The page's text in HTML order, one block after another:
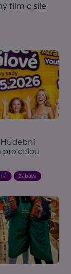
film o síle
Hudební
pro celou
Zábava